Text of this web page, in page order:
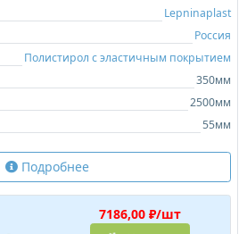
Lepninaplast
Россия
Полистирол с эластичным покрытием
350мм
2500мм
55мм
Подробнее
7186,00 ₽/шт